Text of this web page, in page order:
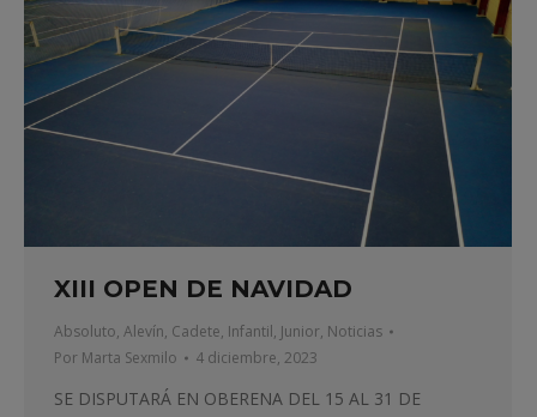
XIII OPEN DE NAVIDAD
Absoluto, Alevín, Cadete, Infantil, Junior, Noticias
Por Marta Sexmilo 4 diciembre, 2023
SE DISPUTARÁ EN OBERENA DEL 15 AL 31 DE